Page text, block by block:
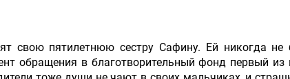
свою пятилетнюю сестру Сафину. Ей никогда не
обращения в благотворительный фонд первый из